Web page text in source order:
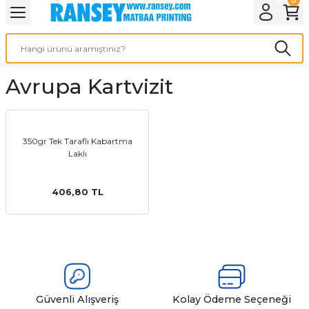
Geri Dön
Geri Dön
Geri Dön
Geri Dön
Ürünleri
Geri Dön
Geri Dön
Geri Dön
Avrupa Kartvizit
350gr Tek Taraflı Kabartma
Laklı
406,80 TL
Güvenli Alışveriş Kolay Ödeme Seçeneği